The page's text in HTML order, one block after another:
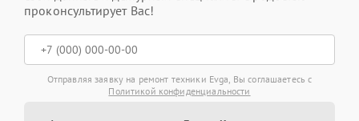
проконсультирует Вас!
Отправляя заявку на ремонт техники Evga, Вы соглашаетесь с
Политикой конфиденциальности